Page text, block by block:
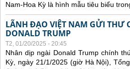
Nam-Hoa Kỳ là hình mẫu tiêu biểu
LÃNH ĐẠO VIỆT NAM GỬI THƯ
DONALD TRUMP
T2, 01/20/2025 - 20:45
Nhân dịp ngài Donald Trump chính
Kỳ, ngày 21/1/2025 (giờ Hà Nội),